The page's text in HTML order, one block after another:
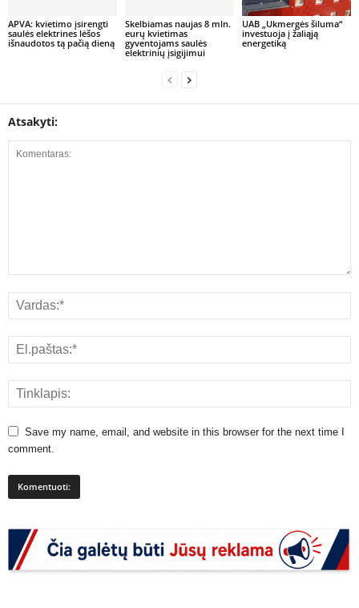
APVA: kvietimo įsirengti
saulės elektrines lėšos
išnaudotos tą pačią dieną
Skelbiamas naujas 8 mln.
eurų kvietimas
gyventojams saulės
elektrinių įsigijimui
UAB „Ukmergės šiluma“
investuoja į žaliąją
energetiką
Atsakyti:
Save my name, email, and website in this browser for the next time I
comment.